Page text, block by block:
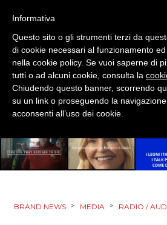
PUNTI VENDITA
CSR
STRATEGIE
CINEMA
DIGITALE
BRAND NEWS > MEDIA > RADIO /
Informativa
Questo sito o gli strumenti terzi da
di cookie necessari al funzionamento
nella cookie policy. Se vuoi saperne di
tutti o ad alcuni cookie, consulta la
Chiudendo questo banner, scorrendo
su un link o proseguendo la
acconsenti all’uso dei cookie.